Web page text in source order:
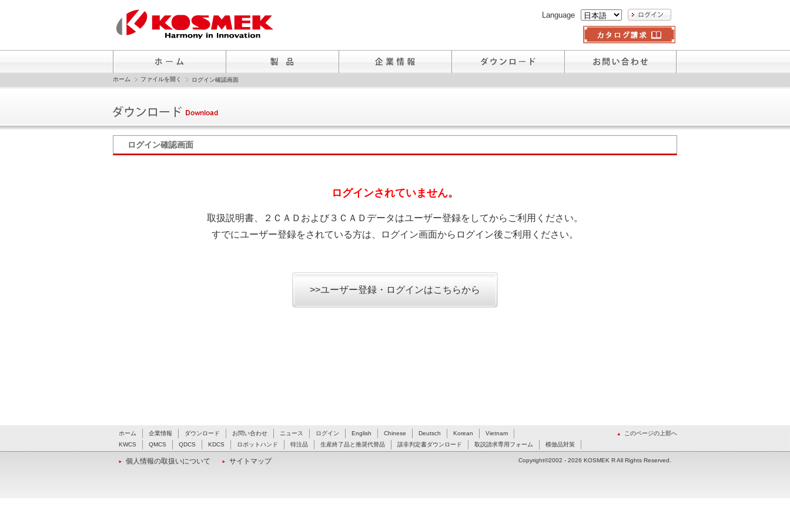
Language
ホーム ファイルを開く ログイン確認画面
ログイン確認画面
ログインされていません。
取扱説明書、２ＣＡＤおよび３ＣＡＤデータはユーザー登録をしてからご利用ください。
すでにユーザー登録をされている方は、ログイン画面からログイン後ご利用ください。
>>ユーザー登録・ログインはこちらから
このページの上部へ
ホーム 企業情報 ダウンロード お問い合わせ ニュース ログイン English Chinese Deutsch Korean
Vietnam
KWCS
QMCS QDCS KDCS ロボットハンド 特注品 生産終了品と推奨代替品 該非判定書ダウンロード 取説請求専用フォーム 模倣品対策
個人情報の取扱いについて サイトマップ Copyright©2002 - 2026 KOSMEK R All Rights Reserved.